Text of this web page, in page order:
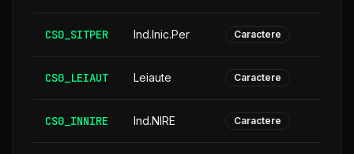
CS0_SITPER Ind.Inic.Per Caractere
CS0_LEIAUT Leiaute Caractere
CS0_INNIRE Ind.NIRE Caractere